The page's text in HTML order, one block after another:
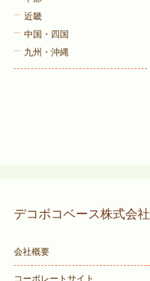
近畿
中国・四国
九州・沖縄
デコボコベース株式会社
会社概要
コーポレートサイト